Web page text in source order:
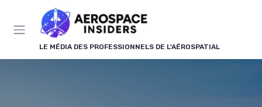
LE MÉDIA DES PROFESSIONNELS DE L'AÉROSPATIAL
Panneau de gestion des cookies